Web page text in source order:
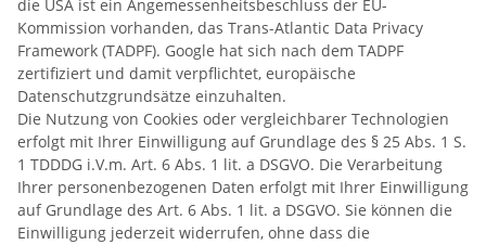
die USA ist ein Angemessenheitsbeschluss der EU-
Kommission vorhanden, das Trans-Atlantic Data Privacy
Framework (TADPF). Google hat sich nach dem TADPF
zertifiziert und damit verpflichtet, europäische
Datenschutzgrundsätze einzuhalten.
Die Nutzung von Cookies oder vergleichbarer Technologien
erfolgt mit Ihrer Einwilligung auf Grundlage des § 25 Abs. 1 S.
1 TDDDG i.V.m. Art. 6 Abs. 1 lit. a DSGVO. Die Verarbeitung
Ihrer personenbezogenen Daten erfolgt mit Ihrer Einwilligung
auf Grundlage des Art. 6 Abs. 1 lit. a DSGVO. Sie können die
Einwilligung jederzeit widerrufen, ohne dass die